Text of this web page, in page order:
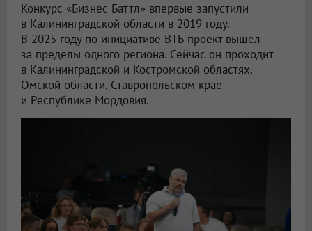
Конкурс «Бизнес Баттл» впервые запустили
в Калининградской области в 2019 году.
В 2025 году по инициативе ВТБ проект вышел
за пределы одного региона. Сейчас он проходит
в Калининградской и Костромской областях,
Омской области, Ставропольском крае
и Республике Мордовия.